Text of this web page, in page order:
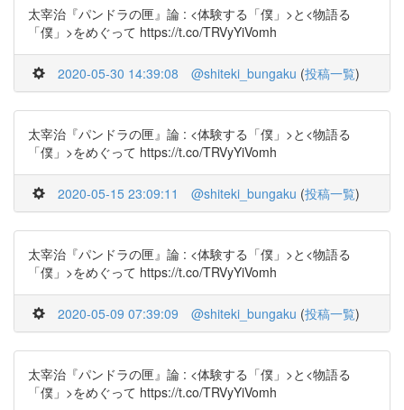
太宰治『パンドラの匣』論 : <体験する「僕」>と<物語る
「僕」>をめぐって https://t.co/TRVyYiVomh
2020-05-30 14:39:08 @shiteki_bungaku (投稿一覧)
太宰治『パンドラの匣』論 : <体験する「僕」>と<物語る
「僕」>をめぐって https://t.co/TRVyYiVomh
2020-05-15 23:09:11 @shiteki_bungaku (投稿一覧)
太宰治『パンドラの匣』論 : <体験する「僕」>と<物語る
「僕」>をめぐって https://t.co/TRVyYiVomh
2020-05-09 07:39:09 @shiteki_bungaku (投稿一覧)
太宰治『パンドラの匣』論 : <体験する「僕」>と<物語る
「僕」>をめぐって https://t.co/TRVyYiVomh